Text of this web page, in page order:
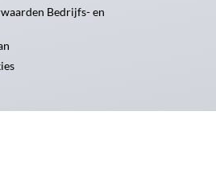
Bedrijfs- en